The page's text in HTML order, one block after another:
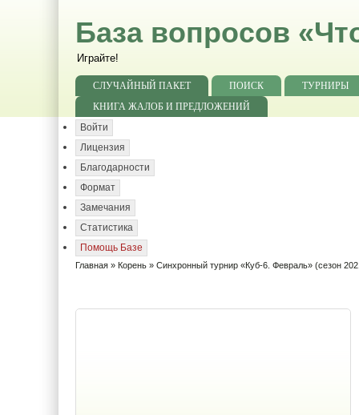
База вопросов
Играйте!
СЛУЧАЙНЫЙ ПАКЕТ ПОИСК
ТУРНИРЫ
КНИГА ЖАЛОБ И ПРЕДЛОЖЕНИЙ
Войти
Лицензия
Благодарности
Формат
Замечания
Статистика
Помощь Базе
Главная » Корень » Синхронный турнир «Куб-6. Февраль» (сезон